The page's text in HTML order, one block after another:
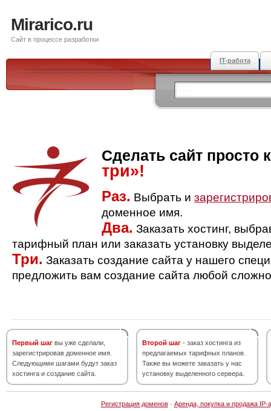
Mirarico.ru
Сайт в процессе разработки
IT-работа
Сделать сайт просто
три»!
Раз. Выбрать и
доменное имя.
Два. Заказать хостинг,
тарифный план или заказать установку
Три. Заказать создание сайта у нашего
предложить вам создание сайта любой
Первый шаг вы уже сделали,
зарегистрировав доменное имя.
Следующими шагами будут заказ
хостинга и создание сайта.
Второй шаг - заказ хостинга из
предлагаемых тарифных планов.
Также вы можете заказать у нас
установку выделенного сервера.
Регистрация доменов· Аренда, покупка и продажа IP-